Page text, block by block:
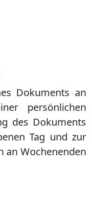
Dokuments an
persönlichen
des Dokuments
Tag und zur
an Wochenenden